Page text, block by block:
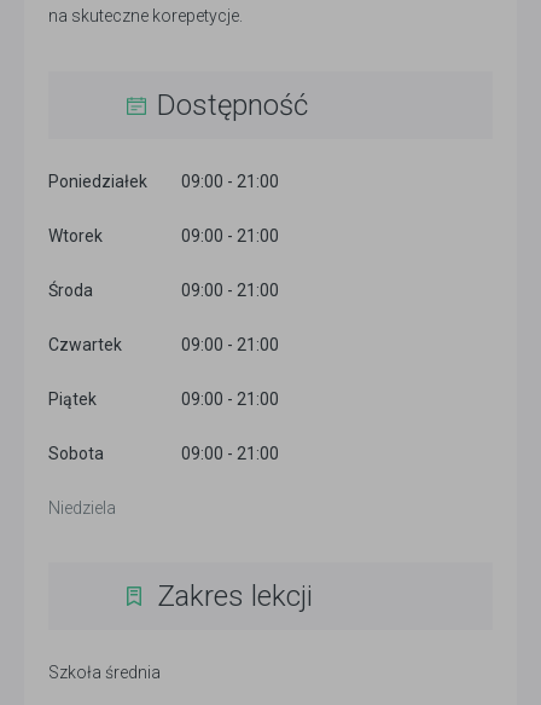
na skuteczne korepetycje.
Dostępność
Poniedziałek 09:00 - 21:00
Wtorek 09:00 - 21:00
Środa 09:00 - 21:00
Czwartek 09:00 - 21:00
Piątek 09:00 - 21:00
Sobota 09:00 - 21:00
Niedziela
Zakres lekcji
Szkoła średnia